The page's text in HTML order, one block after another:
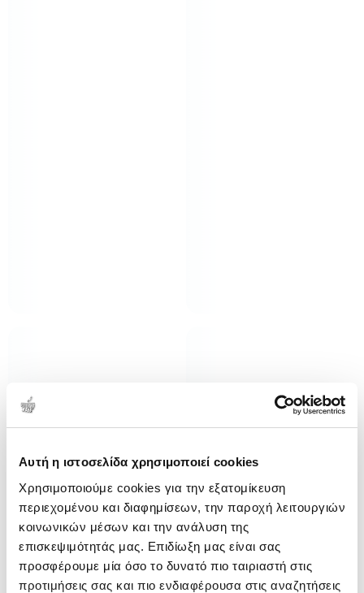
Αυτή η ιστοσελίδα χρησιμοποιεί cookies
Χρησιμοποιούμε cookies για την εξατομίκευση
περιεχομένου και διαφημίσεων, την παροχή λειτουργιών
κοινωνικών μέσων και την ανάλυση της
επισκεψιμότητάς μας. Επιδίωξη μας είναι σας
προσφέρουμε μία όσο το δυνατό πιο ταιριαστή στις
προτιμήσεις σας και πιο ενδιαφέρουσα στις αναζητήσεις